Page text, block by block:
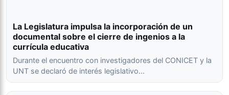
La Legislatura impulsa la incorporación de un
documental sobre el cierre de ingenios a la
currícula educativa
Durante el encuentro con investigadores del CONICET y la
UNT se declaró de interés legislativo…